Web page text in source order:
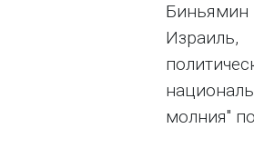
молния"